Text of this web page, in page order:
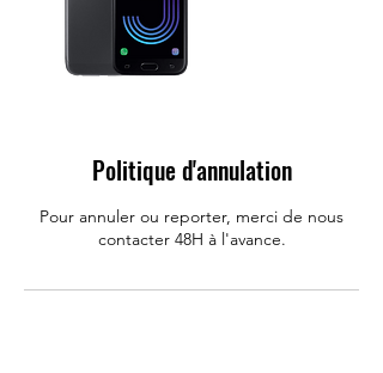
Politique d'annulation
Pour annuler ou reporter, merci de nous
contacter 48H à l'avance.